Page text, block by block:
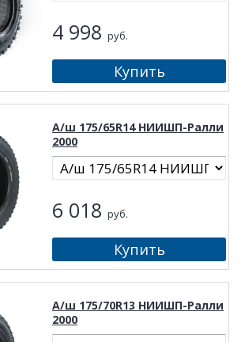
4 998 руб.
А/ш 175/65R14 НИИШП-Ралли
2000
6 018 руб.
А/ш 175/70R13 НИИШП-Ралли
2000